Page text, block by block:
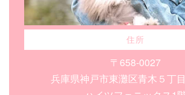
住所
〒658-0027
兵庫県神戸市東灘区青木５丁